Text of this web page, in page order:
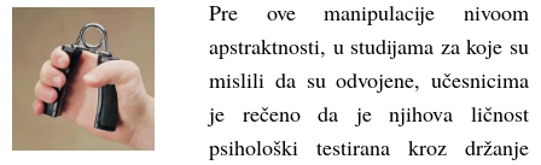
Pre ove manipulacije nivoom
apstraktnosti, u studijama za koje su
mislili da su odvojene, učesnicima
je rečeno da je njihova ličnost
psihološki testirana kroz držanje